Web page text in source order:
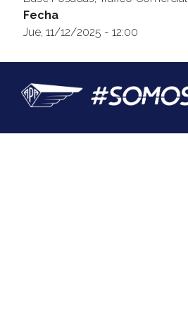
Fecha
Jue, 11/12/2025 - 12:00
@apaeronauticos
info@apaeronauticos.org.ar
OTRAS SECCIONES